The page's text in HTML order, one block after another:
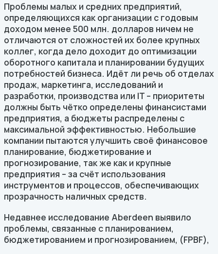
Проблемы малых и средних предприятий,
определяющихся как организации с годовым
доходом менее 500 млн. долларов ничем не
отличаются от сложностей их более крупных
коллег, когда дело доходит до оптимизации
оборотного капитала и планировании будущих
потребностей бизнеса. Идёт ли речь об отделах
продаж, маркетинга, исследований и
разработки, производства или IT – приоритеты
должны быть чётко определены финансистами
предприятия, а бюджеты распределены с
максимальной эффективностью. Небольшие
компании пытаются улучшить своё финансовое
планирование, бюджетирование и
прогнозирование, так же как и крупные
предприятия – за счёт использования
инструментов и процессов, обеспечивающих
прозрачность наличных средств.
Недавнее исследование Aberdeen выявило
проблемы, связанные с планированием,
бюджетированием и прогнозированием, (FPBF),